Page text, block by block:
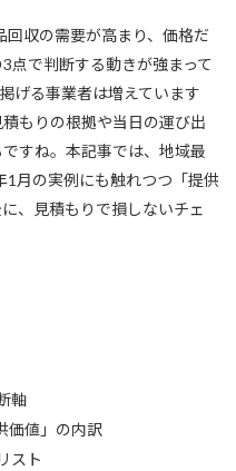
収の需要が高まり、価格だ
点で判断する動きが強まって
げる事業者は増えています
もりの根拠や当日の運び出
すね。本記事では、地域最
月の実例にも触れつつ「提供
、見積もりで損しないチェ
軸
価値」の内訳
スト